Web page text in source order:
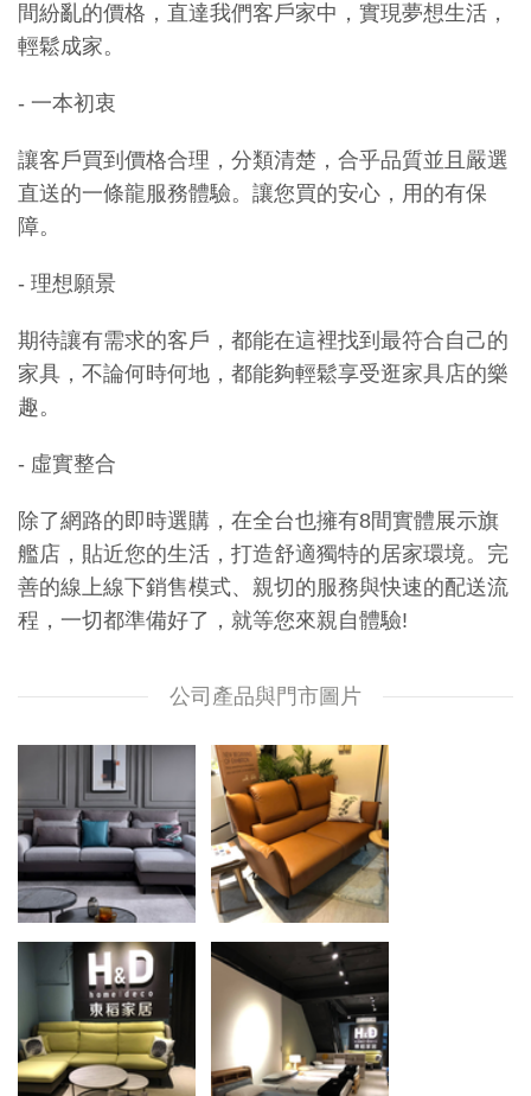
間紛亂的價格，直達我們客戶家中，實現夢想生活，
輕鬆成家。
- 一本初衷
讓客戶買到價格合理，分類清楚，合乎品質並且嚴選
直送的一條龍服務體驗。讓您買的安心，用的有保
障。
- 理想願景
期待讓有需求的客戶，都能在這裡找到最符合自己的
家具，不論何時何地，都能夠輕鬆享受逛家具店的樂
趣。
- 虛實整合
除了網路的即時選購，在全台也擁有8間實體展示旗
艦店，貼近您的生活，打造舒適獨特的居家環境。完
善的線上線下銷售模式、親切的服務與快速的配送流
程，一切都準備好了，就等您來親自體驗!
公司產品與門市圖片